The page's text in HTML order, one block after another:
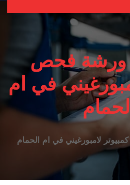
ورشة فحص
في ام
الحمام
لامبورغيني في ام الحمام